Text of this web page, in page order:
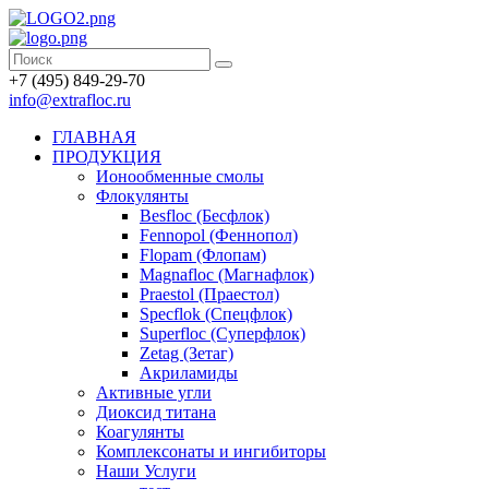
+7 (495) 849-29-70
info@extrafloc.ru
ГЛАВНАЯ
ПРОДУКЦИЯ
Ионообменные смолы
Флокулянты
Besfloc (Бесфлок)
Fennopol (Феннопол)
Flopam (Флопам)
Magnafloc (Магнафлок)
Praestol (Праестол)
Specflok (Спецфлок)
Superfloc (Суперфлок)
Zetag (Зетаг)
Акриламиды
Активные угли
Диоксид титана
Коагулянты
Комплексонаты и ингибиторы
Наши Услуги